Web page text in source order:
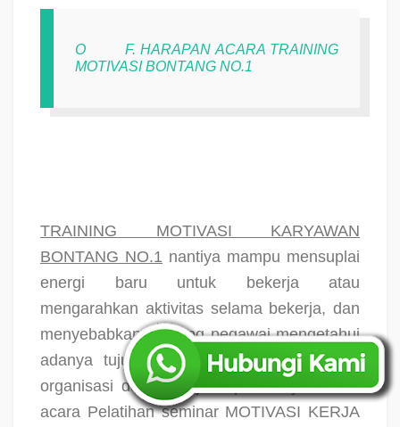
O
F. HARAPAN ACARA TRAINING
MOTIVASI BONTANG NO.1
TRAINING MOTIVASI KARYAWAN
BONTANG NO.1 nantiya mampu mensuplai
energi baru untuk bekerja atau
mengarahkan aktivitas selama bekerja, dan
menyebabkan seorang pegawai mengetahui
adanya tujuan rule relevan antara tujuan
organisasi dengan tujuan pribadinya. Maka
acara Pelatihan seminar MOTIVASI KERJA